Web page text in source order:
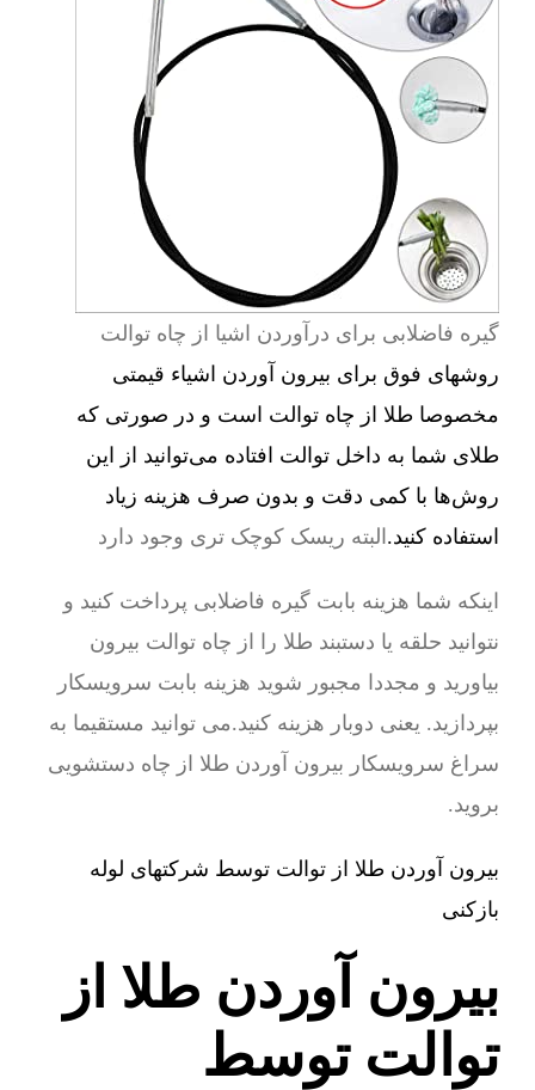
گیره فاضلابی برای درآوردن اشیا از چاه توالت
روشهای فوق برای بیرون آوردن اشیاء قیمتی
مخصوصا طلا از چاه توالت است و در صورتی که
طلای شما به داخل توالت افتاده می‌توانید از این
روش‌ها با کمی دقت و بدون صرف هزینه زیاد
استفاده کنید.البته ریسک کوچک تری وجود دارد
اینکه شما هزینه بابت گیره فاضلابی پرداخت کنید و
نتوانید حلقه یا دستبند طلا را از چاه توالت بیرون
بیاورید و مجددا مجبور شوید هزینه بابت سرویسکار
بپردازید. یعنی دوبار هزینه کنید.می توانید مستقیما به
سراغ سرویسکار بیرون آوردن طلا از چاه دستشویی
بروید.
بیرون آوردن طلا از توالت توسط شرکتهای لوله
بازکنی
بیرون آوردن طلا از
توالت توسط